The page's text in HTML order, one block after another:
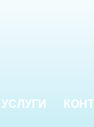
УСЛУГИ